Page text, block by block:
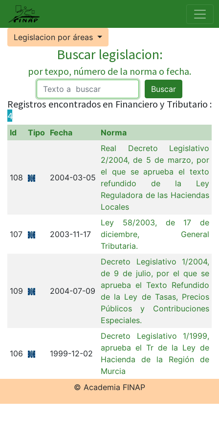
Legislacion por áreas
Buscar legislacion:
por texpo, número de la norma o fecha.
Buscar
Registros encontrados en Financiero y Tributario :
4
Id Tipo Fecha Norma
108 2004-03-05
Real Decreto Legislativo
2/2004, de 5 de marzo, por
el que se aprueba el texto
refundido de la Ley
Reguladora de las Haciendas
Locales
107 2003-11-17
Ley 58/2003, de 17 de
diciembre, General
Tributaria.
109 2004-07-09
Decreto Legislativo 1/2004,
de 9 de julio, por el que se
aprueba el Texto Refundido
de la Ley de Tasas, Precios
Públicos y Contribuciones
Especiales.
106 1999-12-02
Decreto Legislativo 1/1999,
aprueba el Tr de la Ley de
Hacienda de la Región de
Murcia
© Academia FINAP